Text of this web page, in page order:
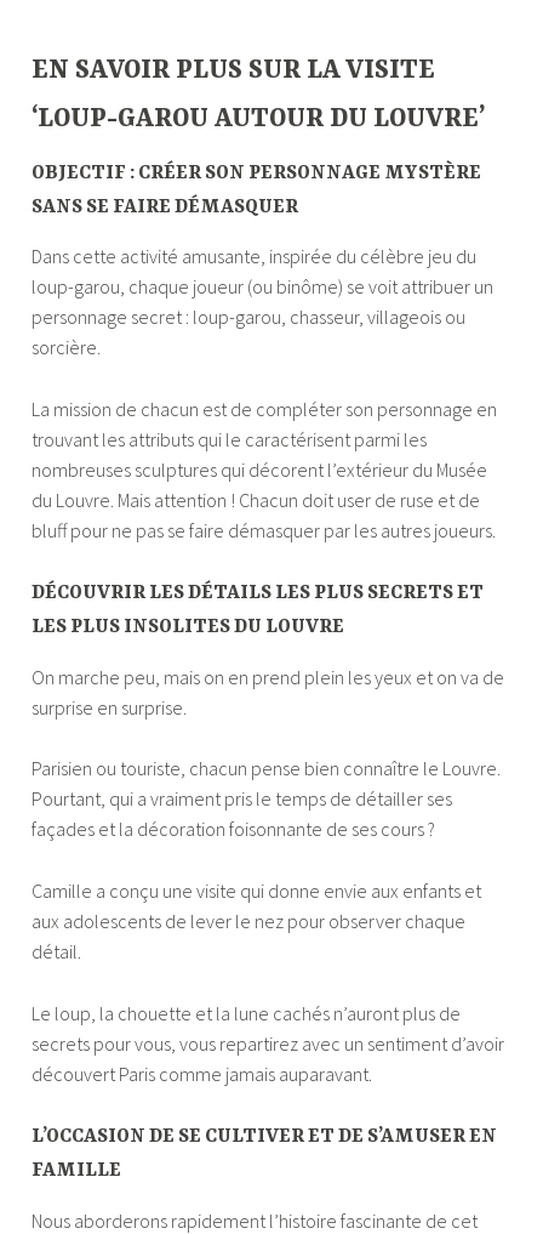
EN SAVOIR PLUS SUR LA VISITE
‘LOUP-GAROU AUTOUR DU LOUVRE’
OBJECTIF : CRÉER SON PERSONNAGE MYSTÈRE
SANS SE FAIRE DÉMASQUER
Dans cette activité amusante, inspirée du célèbre jeu du
loup-garou, chaque joueur (ou binôme) se voit attribuer un
personnage secret : loup-garou, chasseur, villageois ou
sorcière.
La mission de chacun est de compléter son personnage en
trouvant les attributs qui le caractérisent parmi les
nombreuses sculptures qui décorent l’extérieur du Musée
du Louvre. Mais attention ! Chacun doit user de ruse et de
bluff pour ne pas se faire démasquer par les autres joueurs.
DÉCOUVRIR LES DÉTAILS LES PLUS SECRETS ET
LES PLUS INSOLITES DU LOUVRE
On marche peu, mais on en prend plein les yeux et on va de
surprise en surprise.
Parisien ou touriste, chacun pense bien connaître le Louvre.
Pourtant, qui a vraiment pris le temps de détailler ses
façades et la décoration foisonnante de ses cours ?
Camille a conçu une visite qui donne envie aux enfants et
aux adolescents de lever le nez pour observer chaque
détail.
Le loup, la chouette et la lune cachés n’auront plus de
secrets pour vous, vous repartirez avec un sentiment d’avoir
découvert Paris comme jamais auparavant.
L’OCCASION DE SE CULTIVER ET DE S’AMUSER EN
FAMILLE
Nous aborderons rapidement l’histoire fascinante de cet